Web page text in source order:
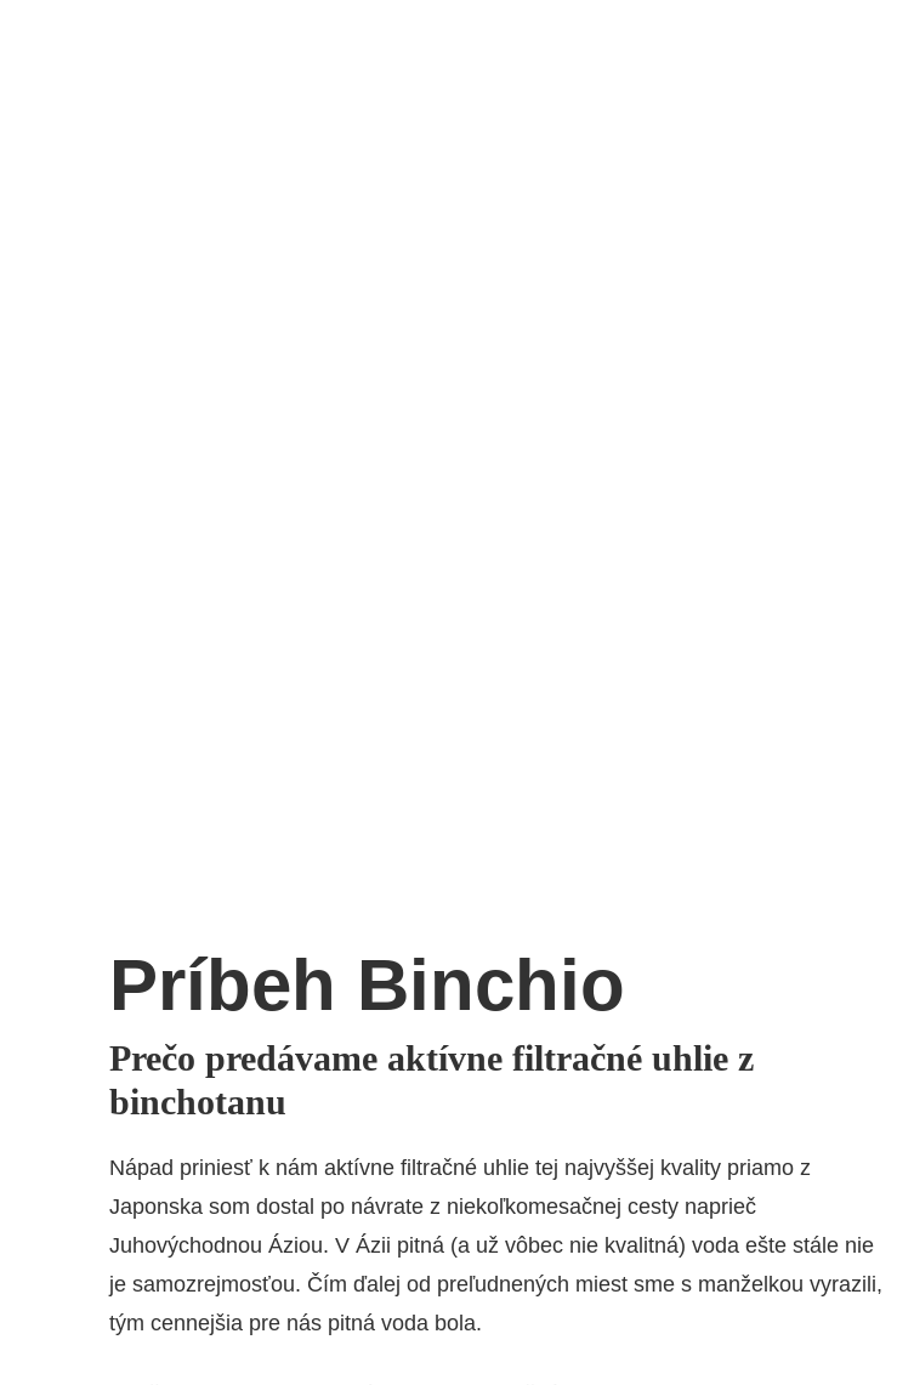
Príbeh Binchio
Prečo predávame aktívne filtračné uhlie z
binchotanu
Nápad priniesť k nám aktívne filtračné uhlie tej najvyššej kvality priamo z
Japonska som dostal po návrate z niekoľkomesačnej cesty naprieč
Juhovýchodnou Áziou. V Ázii pitná (a už vôbec nie kvalitná) voda ešte stále nie
je samozrejmosťou. Čím ďalej od preľudnených miest sme s manželkou vyrazili,
tým cennejšia pre nás pitná voda bola.